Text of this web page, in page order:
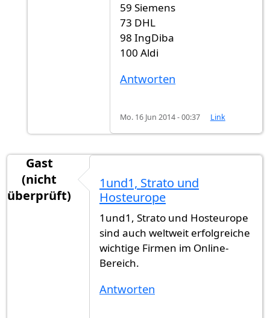
59 Siemens
73 DHL
98 IngDiba
100 Aldi
Antworten
Mo. 16 Jun 2014 - 00:37 Link
Gast
(nicht
überprüft)
1und1, Strato und
Hosteurope
1und1, Strato und Hosteurope
sind auch weltweit erfolgreiche
wichtige Firmen im Online-
Bereich.
Antworten